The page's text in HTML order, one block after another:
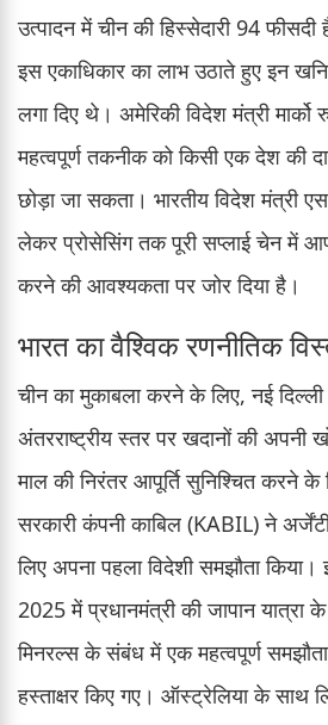
उत्पादन में चीन की हिस्सेदारी 94
इस एकाधिकार का लाभ उठाते हुए इन
लगा दिए थे। अमेरिकी विदेश मंत्री मार्को
महत्वपूर्ण तकनीक को किसी एक देश की
छोड़ा जा सकता। भारतीय विदेश
लेकर प्रोसेसिंग तक पूरी सप्लाई चेन में
करने की आवश्यकता पर जोर दिया है।
भारत का वैश्विक रणनीतिक
चीन का मुकाबला करने के लिए, नई
अंतरराष्ट्रीय स्तर पर खदानों की
माल की निरंतर आपूर्ति सुनिश्चित करने
सरकारी कंपनी काबिल (KABIL) ने
लिए अपना पहला विदेशी समझौता
2025 में प्रधानमंत्री की जापान यात्रा
मिनरल्स के संबंध में एक महत्वपूर्ण
हस्ताक्षर किए गए। ऑस्ट्रेलिया के साथ